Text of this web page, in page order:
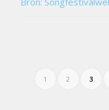
1 2 3